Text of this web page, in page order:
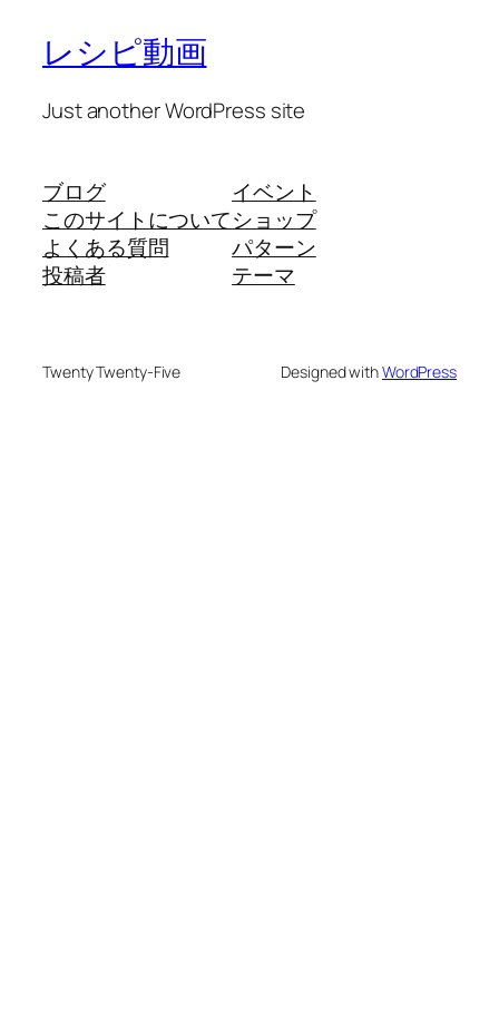
レシピ動画
Just another WordPress site
ブログ
このサイトについて
よくある質問
投稿者
イベント
ショップ
パターン
テーマ
Twenty Twenty-Five Designed withWordPress